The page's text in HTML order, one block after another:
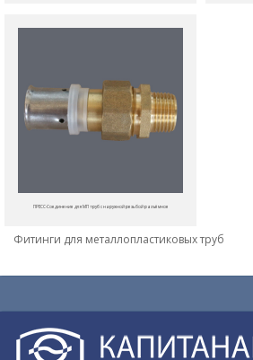
ПРЕСС-Соединение для МП труб с наружной резьбой разъёмное
Фитинги для металлопластиковых труб